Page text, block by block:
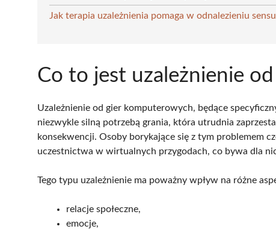
Jak terapia uzależnienia pomaga w odnalezieniu
Co to jest uzależnienie
Uzależnienie od gier komputerowych, będące
niezwykle silną potrzebą grania, która utrudnia
konsekwencji. Osoby borykające się z tym problemem
uczestnictwa w wirtualnych przygodach, co bywa dla
Tego typu uzależnienie ma poważny wpływ na różne
relacje społeczne,
emocje,